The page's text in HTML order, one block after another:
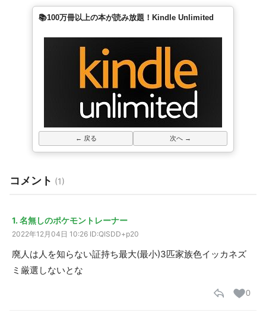
📚100万冊以上の本が読み放題！Kindle Unlimited
← 戻る 次へ →
コメント (1)
1. 名無しのポケモントレーナー
2022年12月04日 10:26 ID:QISDD+p20
廃人は人を知らない証持ち最大(最小)3匹家族色イッカネズ
ミ厳選しないとな
0